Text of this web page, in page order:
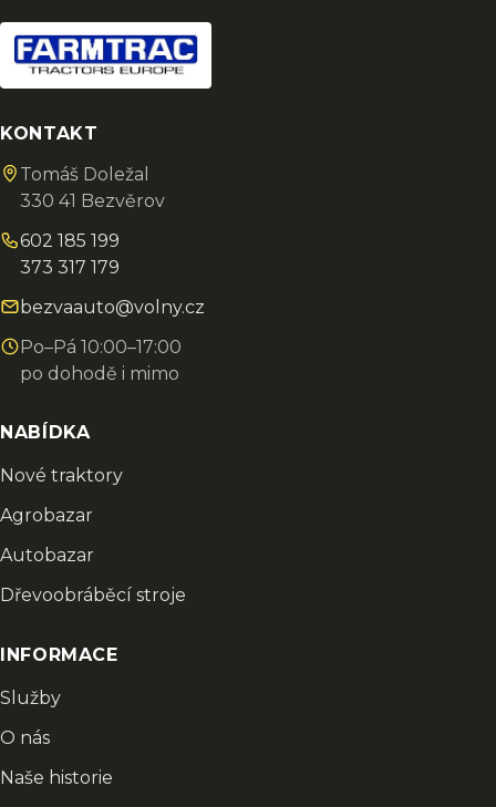
KONTAKT
Tomáš Doležal
330 41 Bezvěrov
602 185 199
373 317 179
bezvaauto@volny.cz
Po–Pá 10:00–17:00
po dohodě i mimo
NABÍDKA
Nové traktory
Agrobazar
Autobazar
Dřevoobráběcí stroje
INFORMACE
Služby
O nás
Naše historie